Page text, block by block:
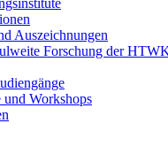
Auszeichnungen
Forschung der
und Workshops